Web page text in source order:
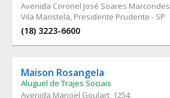
Avenida Coronel José Soares Marcondes
Vila Maristela, Presidente Prudente - SP
(18) 3223-6600
Maison Rosangela
Aluguel de Trajes Sociais
Avenida Manoel Goulart, 1254